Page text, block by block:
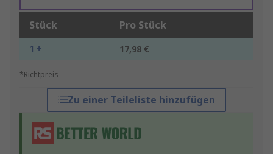
Stück Pro Stück
1 + 17,98 €
*Richtpreis
Zu einer Teileliste hinzufügen